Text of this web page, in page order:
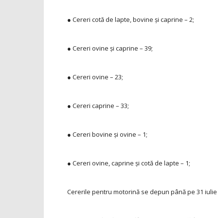
● Cereri cotă de lapte, bovine şi caprine – 2;
● Cereri ovine şi caprine – 39;
● Cereri ovine – 23;
● Cereri caprine – 33;
● Cereri bovine şi ovine – 1;
● Cereri ovine, caprine şi cotă de lapte – 1;
Cererile pentru motorină se depun până pe 31 iulie